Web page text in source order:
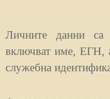
Личните данни са
включват име, ЕГН,
служебна